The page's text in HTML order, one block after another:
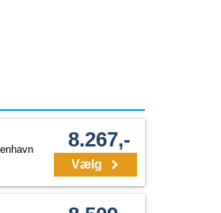
8.267,-
Vælg